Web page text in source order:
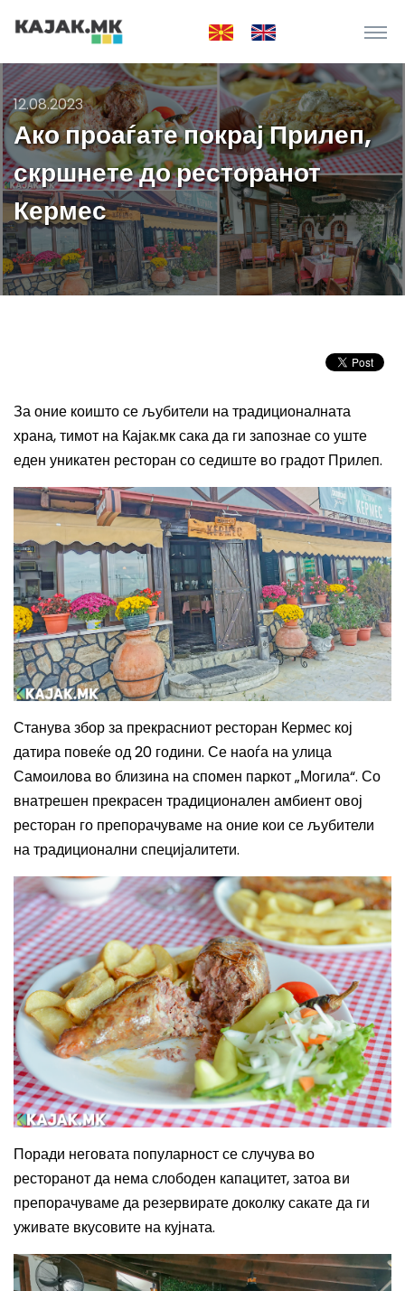
12.08.2023
Ако проаѓате покрај Прилеп,
скршнете до ресторанот
Кермес
За оние коишто се љубители на традиционалната
храна, тимот на Кајак.мк сака да ги запознае со уште
еден уникатен ресторан со седиште во градот Прилеп.
Станува збор за прекрасниот ресторан Кермес кој
датира повеќе од 20 години. Се наоѓа на улица
Самоилова во близина на спомен паркот „Могила“. Со
внатрешен прекрасен традиционален амбиент овој
ресторан го препорачуваме на оние кои се љубители
на традиционални специјалитети.
Поради неговата популарност се случува во
ресторанот да нема слободен капацитет, затоа ви
препорачуваме да резервирате доколку сакате да ги
уживате вкусовите на кујната.